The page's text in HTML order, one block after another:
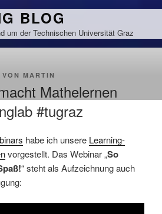
BLOG
um der Technischen Universität Graz
VON MARTIN
Mathelernen
#tugraz
habe ich unsere Learning-
vorgestellt. Das Webinar „So
“ steht als Aufzeichnung auch